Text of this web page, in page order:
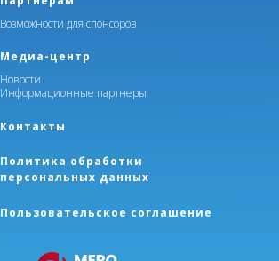
Возможности для спонсоров
Медиа-центр
Новости
Информационные партнеры
Контакты
Пользовательское соглашение
Политика обработки
персональных данных